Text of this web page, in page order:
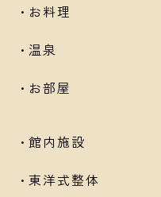
お料理
温泉
お部屋
館内施設
東洋式整体